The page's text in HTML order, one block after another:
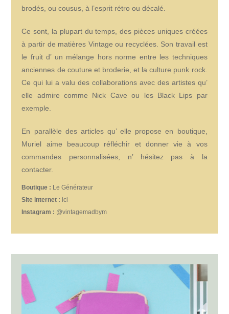
brodés, ou cousus, à l’esprit rétro ou décalé.
Ce sont, la plupart du temps, des pièces uniques créées
à partir de matières Vintage ou recyclées. Son travail est
le fruit d’ un mélange hors norme entre les techniques
anciennes de couture et broderie, et la culture punk rock.
Ce qui lui a valu des collaborations avec des artistes qu’
elle admire comme Nick Cave ou les Black Lips par
exemple.
En parallèle des articles qu’ elle propose en boutique,
Muriel aime beaucoup réfléchir et donner vie à vos
commandes personnalisées, n’ hésitez pas à la
contacter.
Boutique : Le Générateur
Site internet :ici
Instagram : @vintagemadbym